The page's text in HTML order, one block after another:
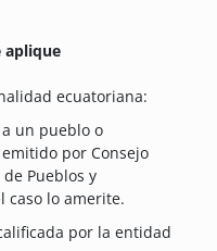
aplique
ecuatoriana:
un pueblo o
por Consejo
Pueblos y
caso lo amerite.
por la entidad